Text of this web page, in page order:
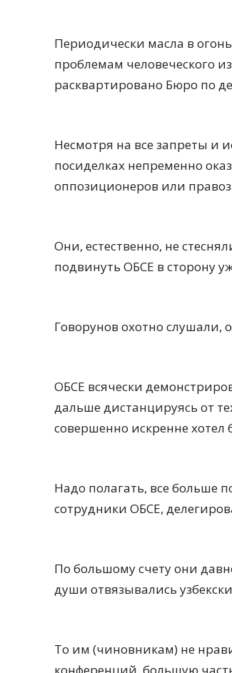
Периодически масла в
проблемам человеческого
расквартировано Бюро по
Несмотря на все запреты и
посиделках непременно
оппозиционеров или
Они, естественно, не
подвинуть ОБСЕ в сторону
Говорунов охотно слушали,
ОБСЕ всячески
дальше дистанцируясь от
совершенно искренне хотел
Надо полагать, все больше
сотрудники ОБСЕ,
По большому счету они
души отвязывались
То им (чиновникам) не